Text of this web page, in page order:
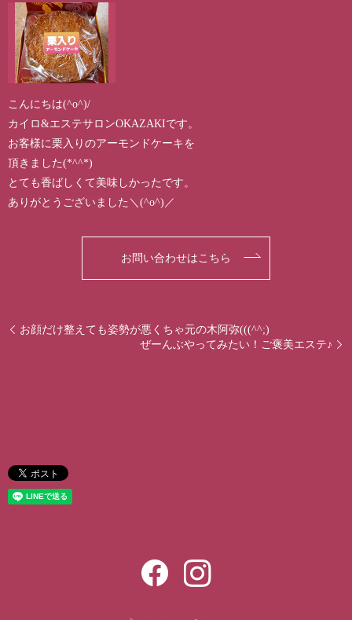
こんにちは(^o^)/
カイロ&エステサロンOKAZAKIです。
お客様に栗入りのアーモンドケーキを
頂きました(*^^*)
とても香ばしくて美味しかったです。
ありがとうございました＼(^o^)／
お問い合わせはこちら
お顔だけ整えても姿勢が悪くちゃ元の木阿弥(((^^;)
ぜーんぶやってみたい！ご褒美エステ♪